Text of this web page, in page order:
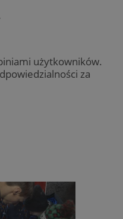
użytkowników.
za